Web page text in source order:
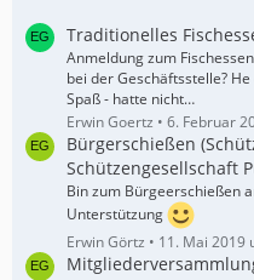
Traditionelles
Anmeldung zum
bei der Geschäftsstelle?
Spaß - hatte nicht…
Erwin Goertz
6. Februar
Bürgerschießen
Schützengesellschaft
Bin zum Bürgeerschießen
Unterstützung
Erwin Görtz
11. Mai 2019